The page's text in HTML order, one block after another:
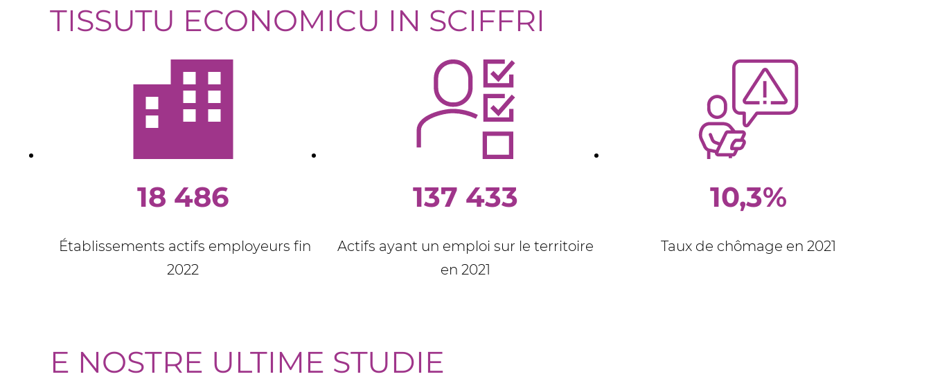
TISSUTU ECONOMICU IN SCIFFRI
18 486
Établissements actifs employeurs fin
2022
137 433
Actifs ayant un emploi sur le territoire
en 2021
10,3%
Taux de chômage en 2021
E NOSTRE ULTIME STUDIE